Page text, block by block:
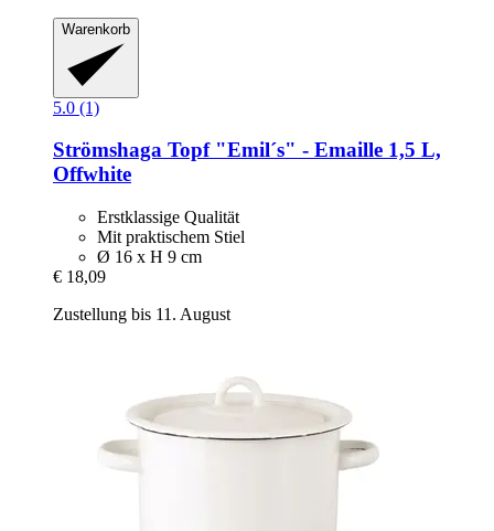
Warenkorb
5.0 (1)
Strömshaga Topf "Emil´s" -​ Emaille 1,5 L,
Offwhite
Erstklassige Qualität
Mit praktischem Stiel
Ø 16 x H 9 cm
€ 18,09
Zustellung bis 11. August